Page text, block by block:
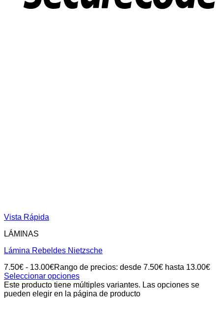
Vista Rápida
LÁMINAS
Lámina Rebeldes Nietzsche
7.50€ - 13.00€Rango de precios: desde 7.50€ hasta 13.00€
Seleccionar opciones
Este producto tiene múltiples variantes. Las opciones se
pueden elegir en la página de producto